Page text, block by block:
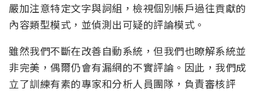
嚴加注意特定文字與詞組，檢視個別帳戶過往貢獻的
內容類型模式，並偵測出可疑的評論模式。
雖然我們不斷在改善自動系統，但我們也瞭解系統並
非完美，偶爾仍會有漏網的不實評論。因此，我們成
立了訓練有素的專家和分析人員團隊，負責審核評